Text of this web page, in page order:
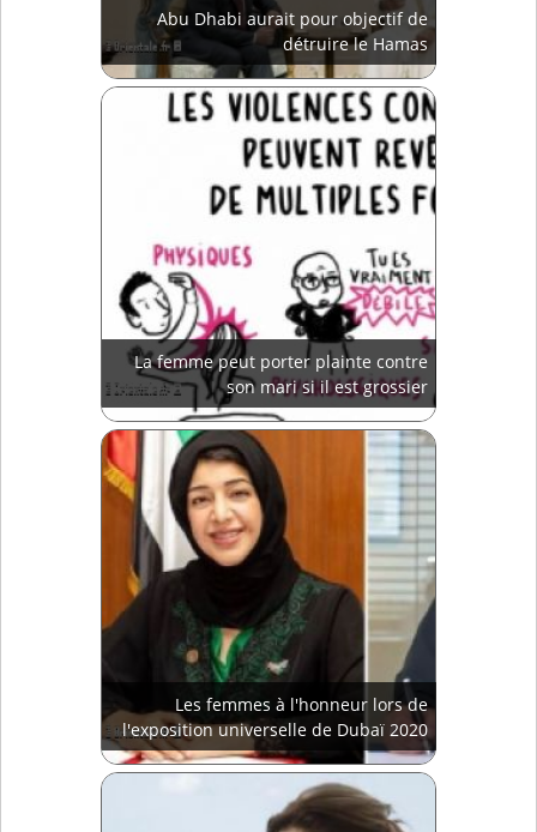
Abu Dhabi aurait pour objectif de
détruire le Hamas
La femme peut porter plainte contre
son mari si il est grossier
Les femmes à l'honneur lors de
l'exposition universelle de Dubaï 2020